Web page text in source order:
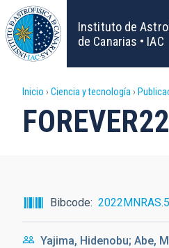
Pasar
al
contenido
principal
Instituto de
de Canarias • IAC
Sobrescribir
enlaces
ayuda
a
Inicio Ciencia y tecnología
Bibcode
Yajima, Hidenobu; Abe,